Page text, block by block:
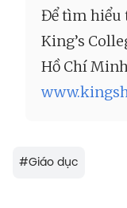
Để tìm hiểu
King’s
Hồ Chí
#Giáo dục